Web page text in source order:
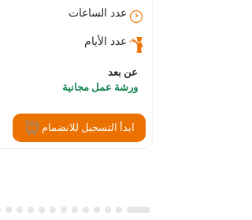
عدد الساعات
عدد الأيام
عن بعد
ورشة عمل مجانية
ابدأ التسجيل للانضمام